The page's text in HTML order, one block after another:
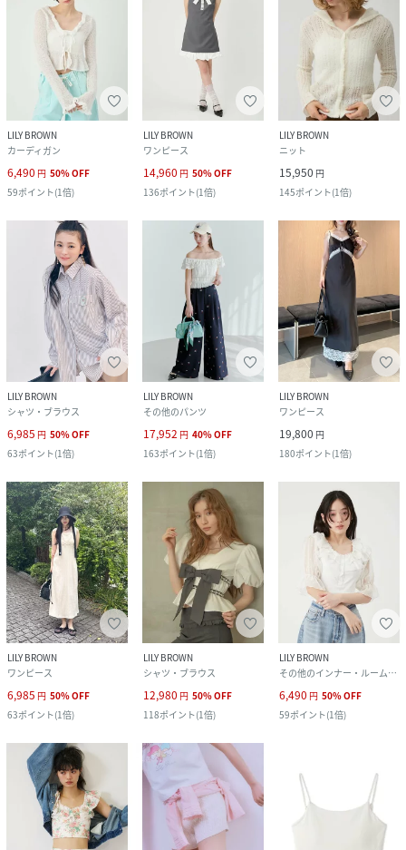
LILY BROWN
カーディガン
6,490 円 50%OFF
59ポイント(1倍)
LILY BROWN
ワンピース
14,960 円 50%OFF
136ポイント(1倍)
LILY BROWN
ニット
15,950 円
145ポイント(1倍)
LILY BROWN
シャツ・ブラウス
6,985 円 50%OFF
63ポイント(1倍)
LILY BROWN
その他のパンツ
17,952 円 40%OFF
163ポイント(1倍)
LILY BROWN
ワンピース
19,800 円
180ポイント(1倍)
LILY BROWN
ワンピース
6,985 円 50%OFF
63ポイント(1倍)
LILY BROWN
シャツ・ブラウス
12,980 円 50%OFF
118ポイント(1倍)
LILY BROWN
その他のインナー・ルームウェア
6,490 円 50%OFF
59ポイント(1倍)